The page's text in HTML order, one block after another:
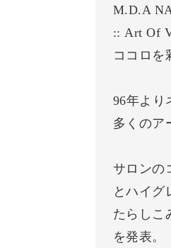
M.D.A
:: Art Of
ココロを
96年より
多くのア
サロンの
とハイグ
たらしこ
を発表。